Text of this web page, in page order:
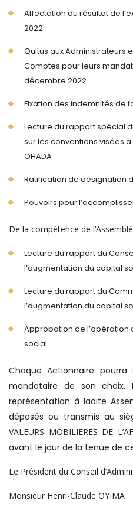
Affectation du résultat de
2022
Quitus aux Administrateurs
Comptes pour leurs
décembre 2022
Fixation des indemnités de
Lecture du rapport spécial
sur les conventions visées
OHADA
Ratification de désignation
Pouvoirs pour
De la compétence de
Lecture du rapport du
l’augmentation du capital
Lecture du rapport du
l’augmentation du capital
Approbation de l’opération
social.
Chaque Actionnaire
mandataire de son
représentation à ladite
déposés ou transmis au
VALEURS MOBILIERES DE
avant le jour de la tenue de
Le Président du Conseil
Monsieur Henri-Claude OYIMA